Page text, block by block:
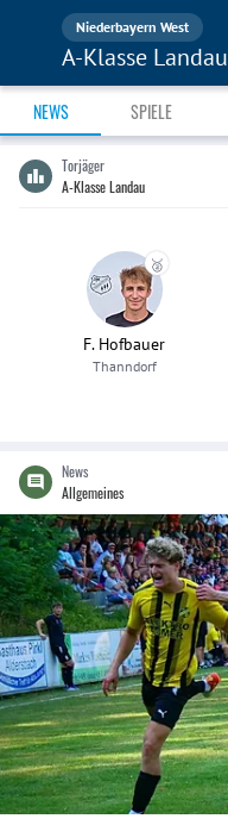
Niederbayern West
A-Klasse Landau
NEWS SPIELE
Torjäger
A-Klasse Landau
🥈
F. Hofbauer
Thanndorf
News
Allgemeines